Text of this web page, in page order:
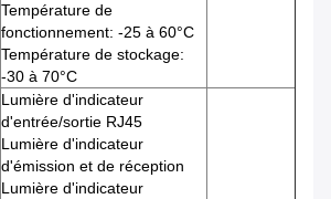
Température de
fonctionnement: -25 à 60°C
Température de stockage:
-30 à 70°C
Lumière d'indicateur
d'entrée/sortie RJ45
Lumière d'indicateur
d'émission et de réception
Lumière d'indicateur